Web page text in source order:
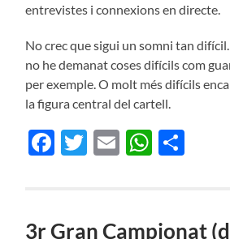
entrevistes i connexions en directe.
No crec que sigui un somni tan
no he demanat coses difícils com
per exemple. O molt més difícils
la figura central del cartell.
Facebook
Twitter
Email
3r Gran Campionat